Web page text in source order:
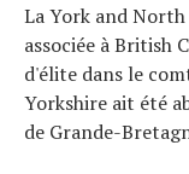
La York and
associée à British
d'élite dans le
Yorkshire ait été
de Grande-
Actualités